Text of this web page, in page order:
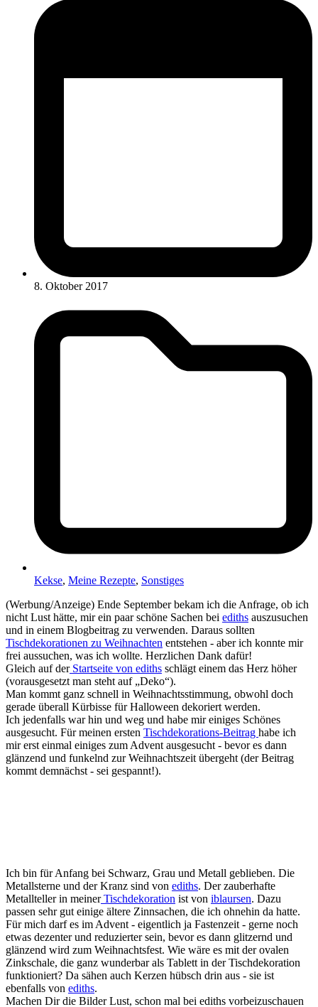
8. Oktober 2017
Kekse, Meine Rezepte, Sonstiges
(Werbung/Anzeige) Ende September bekam ich die Anfrage, ob ich
nicht Lust hätte, mir ein paar schöne Sachen bei ediths auszusuchen
und in einem Blogbeitrag zu verwenden. Daraus sollten
Tischdekorationen zu Weihnachten entstehen - aber ich konnte mir
frei aussuchen, was ich wollte. Herzlichen Dank dafür!
Gleich auf derStartseite von ediths schlägt einem das Herz höher
(vorausgesetzt man steht auf „Deko“).
Man kommt ganz schnell in Weihnachtsstimmung, obwohl doch
gerade überall Kürbisse für Halloween dekoriert werden.
Ich jedenfalls war hin und weg und habe mir einiges Schönes
ausgesucht. Für meinen ersten Tischdekorations-Beitrag habe ich
mir erst einmal einiges zum Advent ausgesucht - bevor es dann
glänzend und funkelnd zur Weihnachtszeit übergeht (der Beitrag
kommt demnächst - sei gespannt!).
Ich bin für Anfang bei Schwarz, Grau und Metall geblieben. Die
Metallsterne und der Kranz sind von ediths. Der zauberhafte
Metallteller in meinerTischdekoration ist von iblaursen. Dazu
passen sehr gut einige ältere Zinnsachen, die ich ohnehin da hatte.
Für mich darf es im Advent - eigentlich ja Fastenzeit - gerne noch
etwas dezenter und reduzierter sein, bevor es dann glitzernd und
glänzend wird zum Weihnachtsfest. Wie wäre es mit der ovalen
Zinkschale, die ganz wunderbar als Tablett in der Tischdekoration
funktioniert? Da sähen auch Kerzen hübsch drin aus - sie ist
ebenfalls von ediths.
Machen Dir die Bilder Lust, schon mal bei ediths vorbeizuschauen